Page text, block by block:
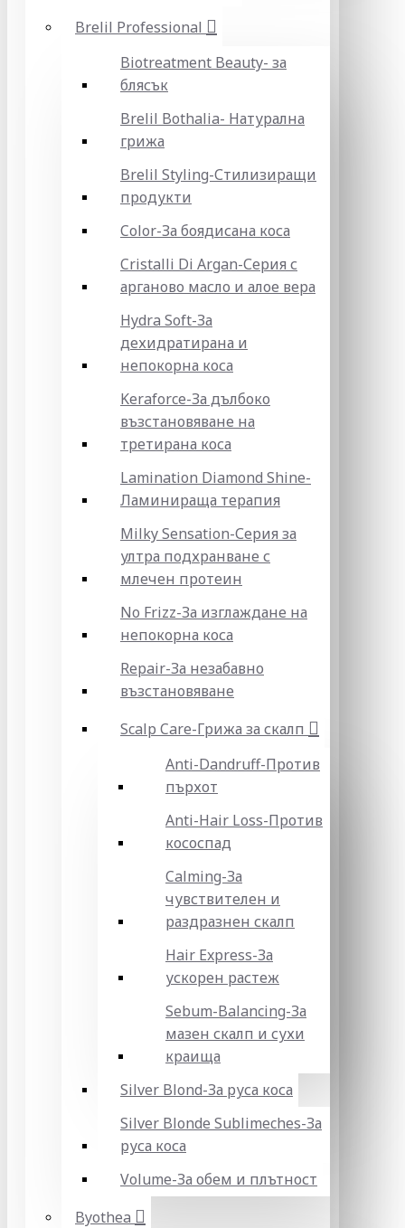
Brelil Professional
Biotreatment Beauty- за
блясък
Brelil Bothalia- Натурална
грижа
Brelil Styling-Стилизиращи
продукти
Color-За боядисана коса
Cristalli Di Argan-Серия с
арганово масло и алое вера
Hydra Soft-За
дехидратирана и
непокорна коса
Keraforce-За дълбоко
възстановяване на
третирана коса
Lamination Diamond Shine-
Ламинираща терапия
Milky Sensation-Серия за
ултра подхранване с
млечен протеин
No Frizz-За изглаждане на
непокорна коса
Repair-За незабавно
възстановяване
Scalp Care-Грижа за скалп
Anti-Dandruff-Против
пърхот
Anti-Hair Loss-Против
кососпад
Calming-За
чувствителен и
раздразнен скалп
Hair Express-За
ускорен растеж
Sebum-Balancing-За
мазен скалп и сухи
краища
Silver Blond-За руса коса
Silver Blonde Sublіmeches-За
руса коса
Volume-За обем и плътност
Byothea